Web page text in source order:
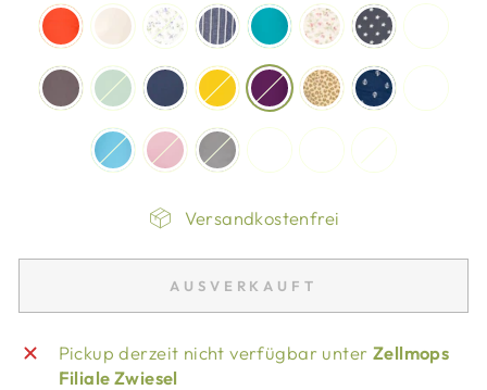
Versandkostenfrei
AUSVERKAUFT
Pickup derzeit nicht verfügbar unter Zellmops
Filiale Zwiesel